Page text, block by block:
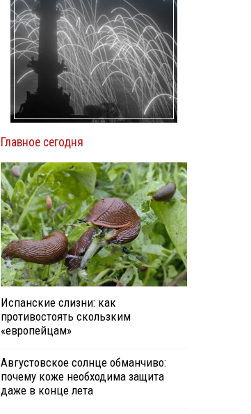
Главное сегодня
Испанские слизни: как
противостоять скользким
«европейцам»
Августовское солнце обманчиво:
почему коже необходима защита
даже в конце лета